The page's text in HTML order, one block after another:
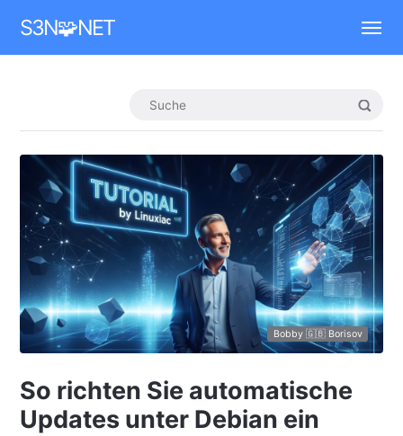
S3N🧩NET
Bobby 🇬🇧 Borisov
So richten Sie automatische
Updates unter Debian ein